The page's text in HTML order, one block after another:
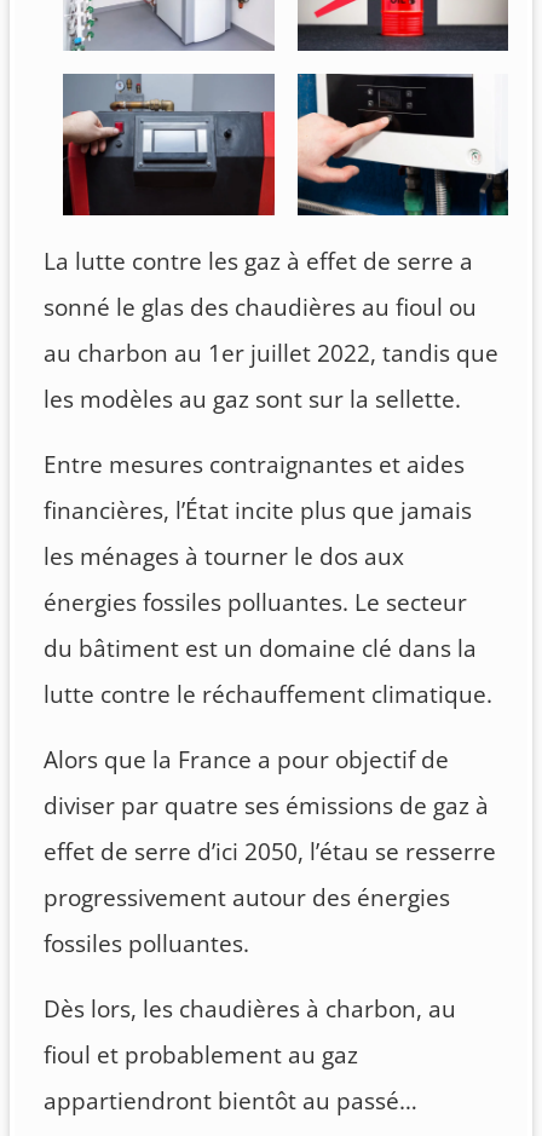
La lutte contre les gaz à effet de serre a
sonné le glas des chaudières au fioul ou
au charbon au 1er juillet 2022, tandis que
les modèles au gaz sont sur la sellette.
Entre mesures contraignantes et aides
financières, l’État incite plus que jamais
les ménages à tourner le dos aux
énergies fossiles polluantes. Le secteur
du bâtiment est un domaine clé dans la
lutte contre le réchauffement climatique.
Alors que la France a pour objectif de
diviser par quatre ses émissions de gaz à
effet de serre d’ici 2050, l’étau se resserre
progressivement autour des énergies
fossiles polluantes.
Dès lors, les chaudières à charbon, au
fioul et probablement au gaz
appartiendront bientôt au passé…